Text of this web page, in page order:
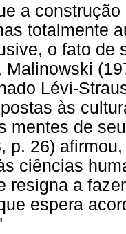
a
totalmente
o fato de
Malinowski
Lévi-
às
mentes de
p. 26)
ciências
resigna a
espera